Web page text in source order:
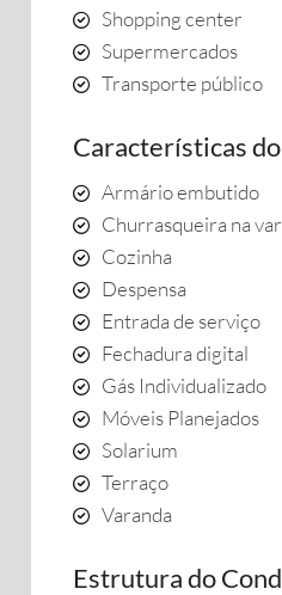
Shopping center
Supermercados
Transporte público
Características
Armário embutido
Churrasqueira na
Cozinha
Despensa
Entrada de serviço
Fechadura digital
Gás Individualizado
Móveis Planejados
Solarium
Terraço
Varanda
Estrutura do